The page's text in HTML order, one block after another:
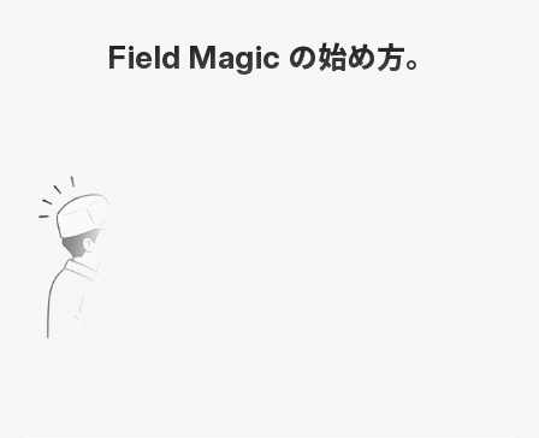
Field Magic の始め方。